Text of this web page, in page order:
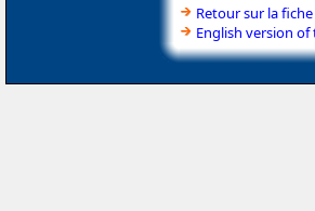
Retour sur la
English version of